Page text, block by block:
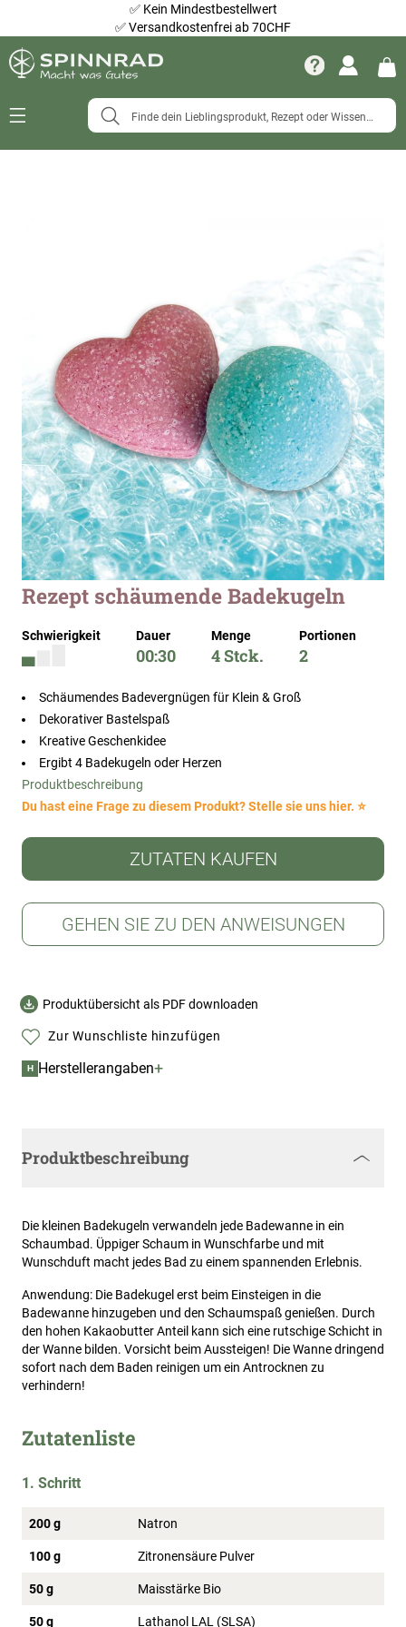
✅ Kein Mindestbestellwert
✅Versandkostenfrei ab 70CHF
Navigation
Zum
Anfang
Bildergalerie
springen
Rezept schäumende Badekugeln
Schwierigkeit Dauer
00:30
Menge
4 Stck.
Portionen
2
Schäumendes Badevergnügen für Klein & Groß
Dekorativer Bastelspaß
Kreative Geschenkidee
Ergibt 4 Badekugeln oder Herzen
Produktbeschreibung
Du hast eine Frage zu diesem Produkt? Stelle sie uns hier. ⭐
ZUTATEN KAUFEN
GEHEN SIE ZU DEN ANWEISUNGEN
Produktübersicht als PDF downloaden
Zur Wunschliste hinzufügen
H Herstellerangaben+
Produktbeschreibung
Die kleinen Badekugeln verwandeln jede Badewanne in ein
Schaumbad. Üppiger Schaum in Wunschfarbe und mit
Wunschduft macht jedes Bad zu einem spannenden Erlebnis.
Anwendung: Die Badekugel erst beim Einsteigen in die
Badewanne hinzugeben und den Schaumspaß genießen. Durch
den hohen Kakaobutter Anteil kann sich eine rutschige Schicht in
der Wanne bilden. Vorsicht beim Aussteigen! Die Wanne dringend
sofort nach dem Baden reinigen um ein Antrocknen zu
verhindern!
Zutatenliste
1. Schritt
200 g Natron
100 g Zitronensäure Pulver
50 g Maisstärke Bio
50 g Lathanol LAL (SLSA)